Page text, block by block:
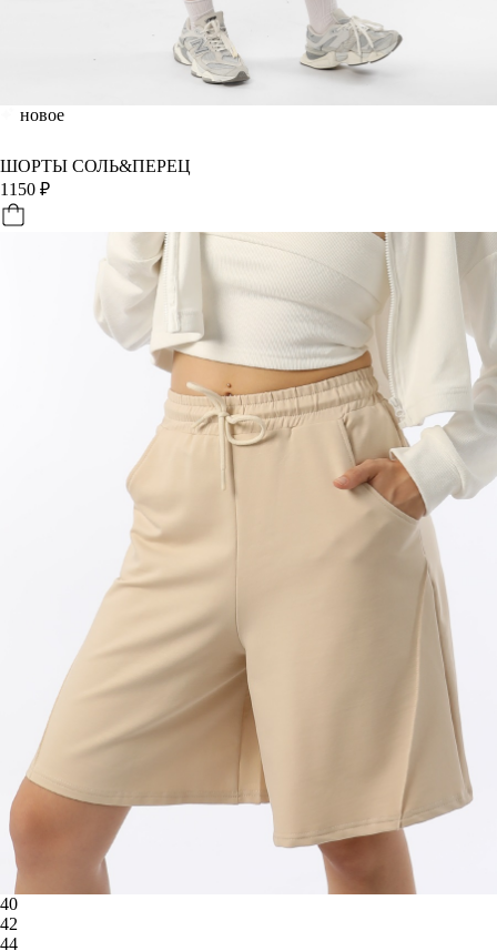
новое
ШОРТЫ СОЛЬ&ПЕРЕЦ
1150 ₽
40
42
44